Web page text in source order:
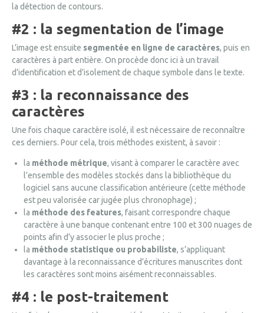
la détection de contours.
#2 : la segmentation de l’image
L’image est ensuite segmentée en ligne de caractères, puis en
caractères à part entière. On procède donc ici à un travail
d’identification et d’isolement de chaque symbole dans le texte.
#3 : la reconnaissance des
caractères
Une fois chaque caractère isolé, il est nécessaire de reconnaître
ces derniers. Pour cela, trois méthodes existent, à savoir :
la méthode métrique, visant à comparer le caractère avec
l’ensemble des modèles stockés dans la bibliothèque du
logiciel sans aucune classification antérieure (cette méthode
est peu valorisée car jugée plus chronophage) ;
la méthode des features, faisant correspondre chaque
caractère à une banque contenant entre 100 et 300 nuages de
points afin d’y associer le plus proche ;
la méthode statistique ou probabiliste, s’appliquant
davantage à la reconnaissance d’écritures manuscrites dont
les caractères sont moins aisément reconnaissables.
#4 : le post-traitement